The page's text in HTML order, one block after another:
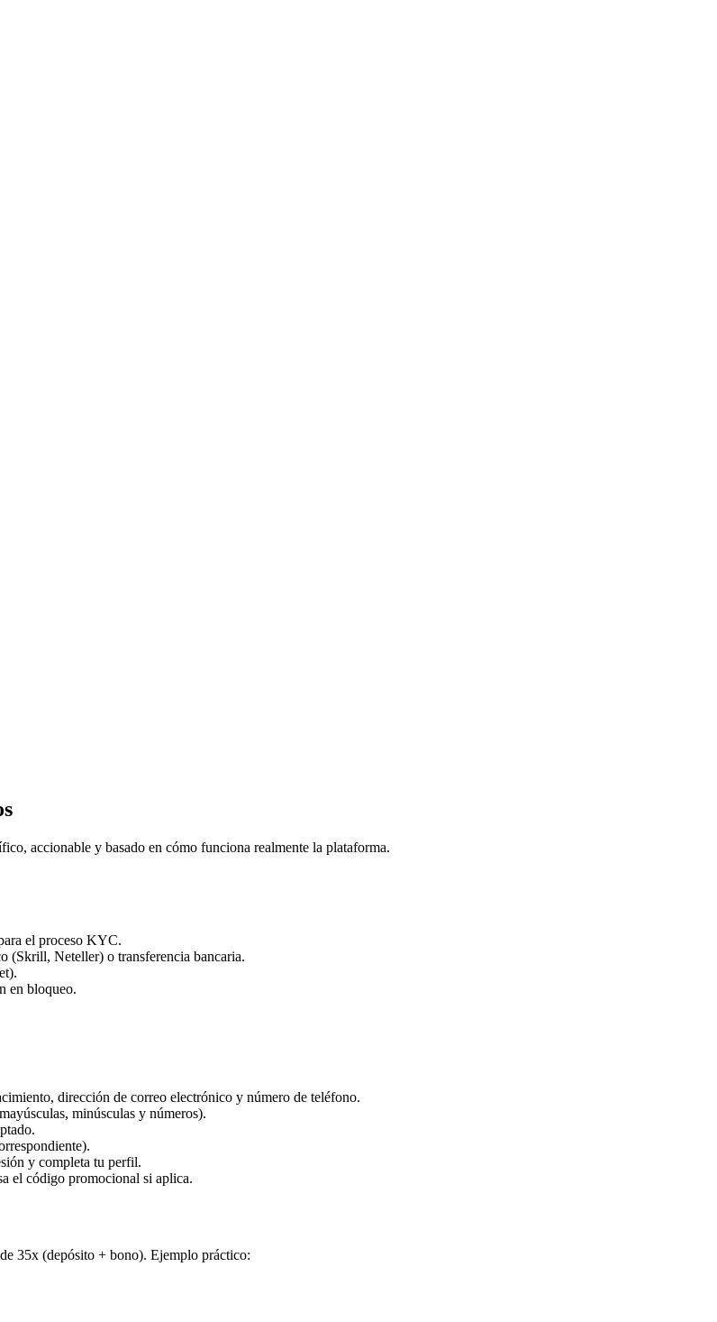
accionable y basado en cómo funciona realmente la plataforma.
el proceso KYC.
(Skrill, Neteller) o transferencia bancaria.
en bloqueo.
dirección de correo electrónico y número de teléfono.
minúsculas y números).
y completa tu perfil.
el código promocional si aplica.
35x (depósito + bono). Ejemplo práctico: